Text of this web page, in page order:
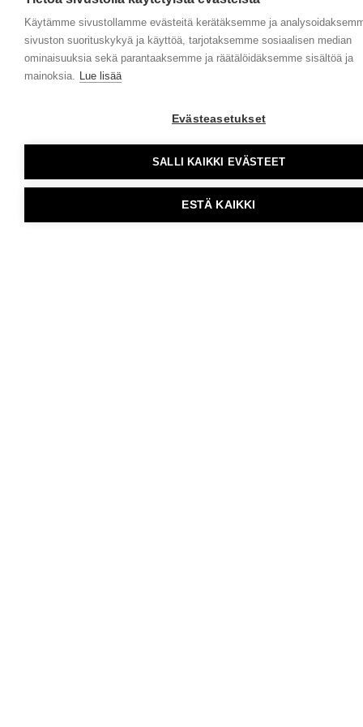
Käytämme sivustollamme evästeitä kerätäksemme ja
sivuston suorituskykyä ja käyttöä, tarjotaksemme sosiaalisen median
ominaisuuksia sekä parantaaksemme ja räätälöidäksemme sisältöä ja
mainoksia. Lue lisää
Evästeasetukset
SALLI KAIKKI EVÄSTEET
ESTÄ KAIKKI